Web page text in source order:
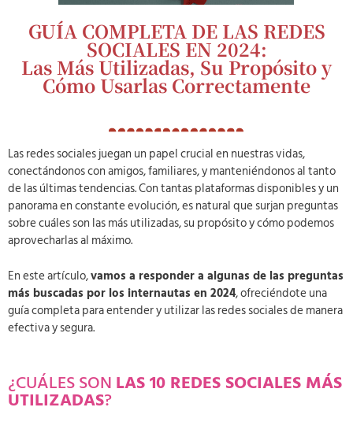
GUÍA COMPLETA DE LAS REDES
SOCIALES EN 2024:
Las Más Utilizadas, Su Propósito y
Cómo Usarlas Correctamente
Las redes sociales juegan un papel crucial en nuestras vidas,
conectándonos con amigos, familiares, y manteniéndonos al tanto
de las últimas tendencias. Con tantas plataformas disponibles y un
panorama en constante evolución, es natural que surjan preguntas
sobre cuáles son las más utilizadas, su propósito y cómo podemos
aprovecharlas al máximo.
En este artículo,vamos a responder a algunas de las preguntas
más buscadas por los internautas en 2024, ofreciéndote una
guía completa para entender y utilizar las redes sociales de manera
efectiva y segura.
¿CUÁLES SONLAS 10 REDES SOCIALES MÁS
UTILIZADAS?